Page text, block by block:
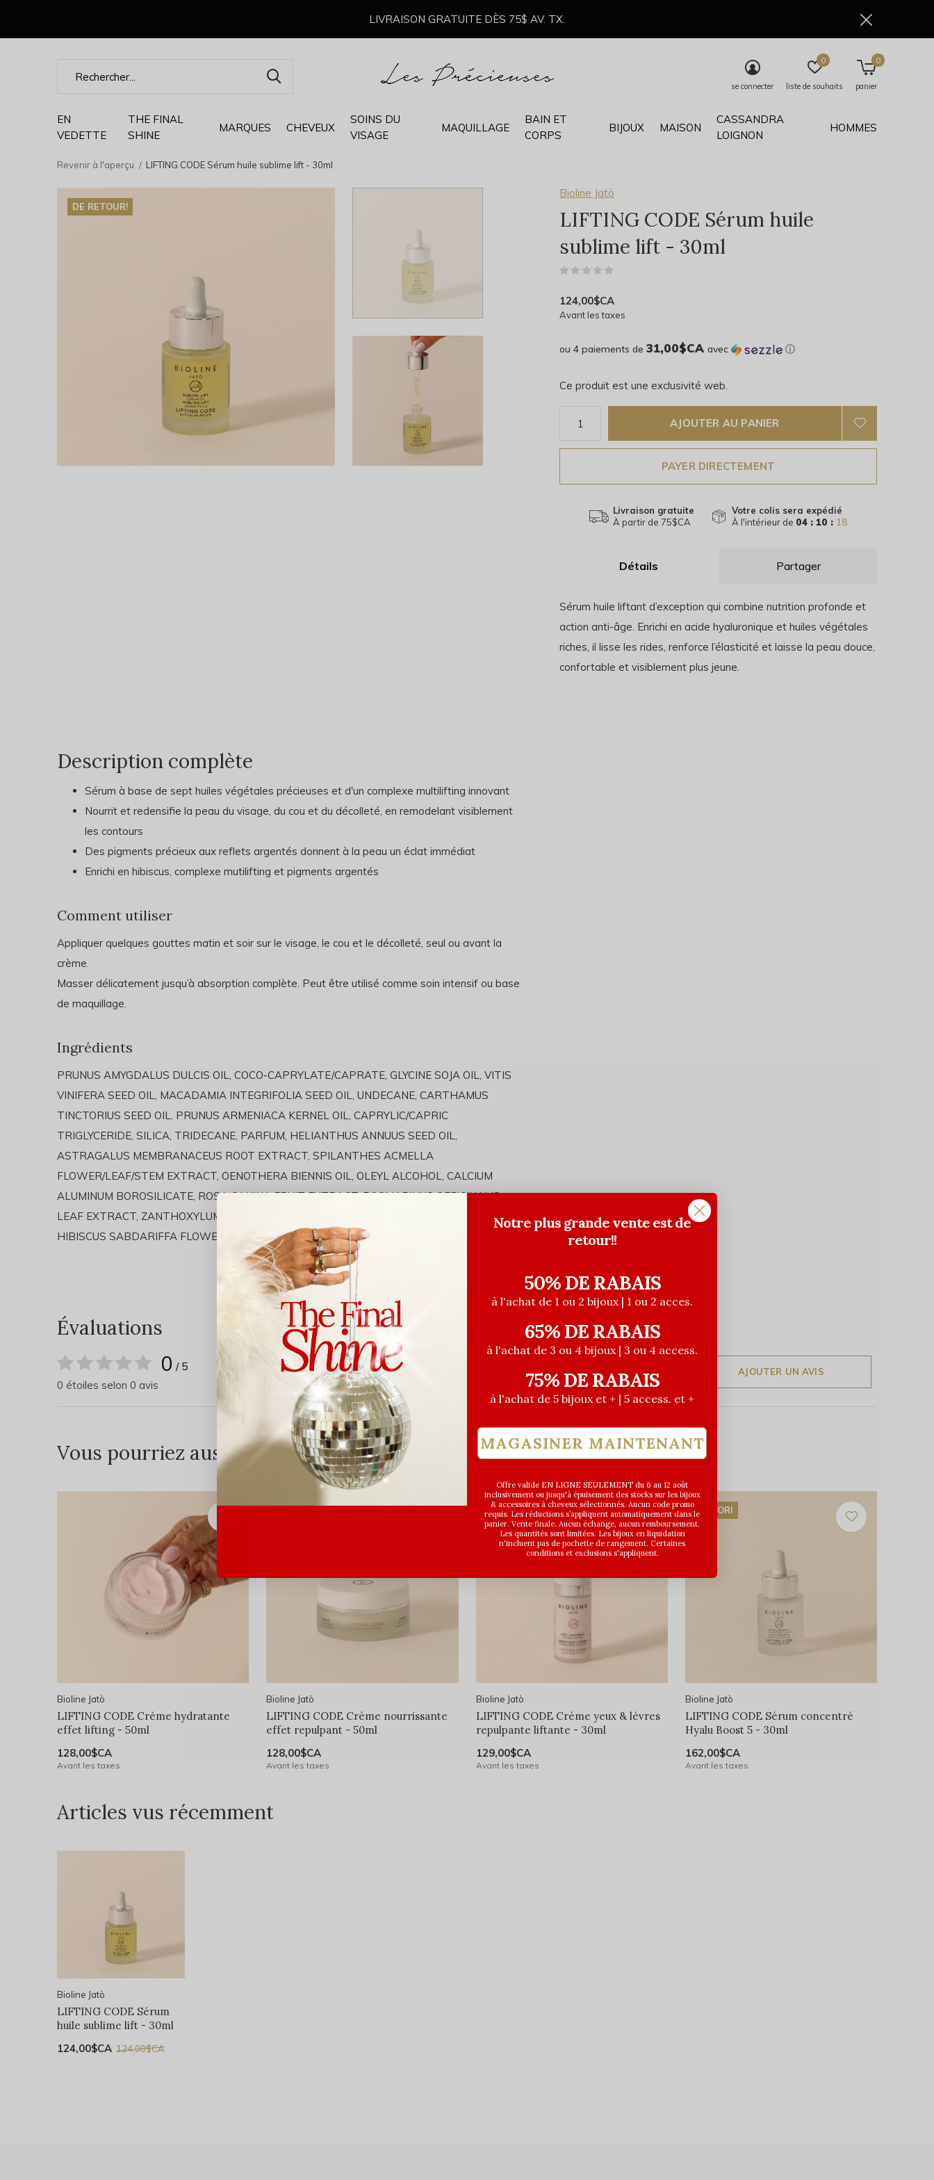
EN
VEDETTE
THE FINAL
SHINE
MARQUES CHEVEUX
SOINS DU
VISAGE
MAQUILLAGE
BAIN ET
CORPS
BIJOUX MAISON
CASSANDRA
LOIGNON
HOMMES
se connecter liste de souhaits
0
panier
0
LIVRAISON GRATUITE DÈS 75$ AV. TX.
Revenir à l'aperçu LIFTING CODE Sérum huile sublime lift - 30ml
DE RETOUR!
Bioline Jatò
LIFTING CODE Sérum huile
sublime lift - 30ml
124,00$CA
Avant les taxes
ou 4 paiements de 31,00$CA avec ⓘ
Ce produit est une exclusivité web.
AJOUTER AU PANIER
PAYER DIRECTEMENT
Livraison gratuite
À partir de 75$CA
Votre colis sera expédié
À l'intérieur de 04 : 10 : 17
Détails Partager
Sérum huile liftant d’exception qui combine nutrition profonde et
action anti-âge. Enrichi en acide hyaluronique et huiles végétales
riches, il lisse les rides, renforce l’élasticité et laisse la peau douce,
confortable et visiblement plus jeune.
Description complète
Sérum à base de sept huiles végétales précieuses et d'un complexe multilifting innovant
Nourrit et redensifie la peau du visage, du cou et du décolleté, en remodelant visiblement
les contours
Des pigments précieux aux reflets argentés donnent à la peau un éclat immédiat
Enrichi en hibiscus, complexe mutilifting et pigments argentés
Comment utiliser
Appliquer quelques gouttes matin et soir sur le visage, le cou et le décolleté, seul ou avant la
crème.
Masser délicatement jusqu’à absorption complète. Peut être utilisé comme soin intensif ou base
de maquillage.
Ingrédients
PRUNUS AMYGDALUS DULCIS OIL, COCO-CAPRYLATE/CAPRATE, GLYCINE SOJA OIL, VITIS
VINIFERA SEED OIL, MACADAMIA INTEGRIFOLIA SEED OIL, UNDECANE, CARTHAMUS
TINCTORIUS SEED OIL, PRUNUS ARMENIACA KERNEL OIL, CAPRYLIC/CAPRIC
TRIGLYCERIDE, SILICA, TRIDECANE, PARFUM, HELIANTHUS ANNUUS SEED OIL,
ASTRAGALUS MEMBRANACEUS ROOT EXTRACT, SPILANTHES ACMELLA
FLOWER/LEAF/STEM EXTRACT, OENOTHERA BIENNIS OIL, OLEYL ALCOHOL, CALCIUM
ALUMINUM BOROSILICATE, ROSA CANINA FRUIT EXTRACT, ROSMARINUS OFFICINALIS
LEAF EXTRACT, ZANTHOXYLUM BUNGEANUM FRUIT EXTRACT, UBIQUINONE, CI 77891,
HIBISCUS SABDARIFFA FLOWER EXTRACT, TIN OXIDE, TOCOPHEROL.
Évaluations
0 / 5
0 étoiles selon 0 avis
AJOUTER UN AVIS
Vous pourriez aussi aimer...
Bioline Jatò
LIFTING CODE Crème hydratante
effet lifting - 50ml
128,00$CA
Avant les taxes
Bioline Jatò
LIFTING CODE Crème nourrissante
effet repulpant - 50ml
128,00$CA
Avant les taxes
Bioline Jatò
LIFTING CODE Crème yeux & lèvres
repulpante liftante - 30ml
129,00$CA
Avant les taxes
FAVORI
Bioline Jatò
LIFTING CODE Sérum concentré
Hyalu Boost 5 - 30ml
162,00$CA
Avant les taxes
Articles vus récemment
Bioline Jatò
LIFTING CODE Sérum
huile sublime lift - 30ml
124,00$CA 124,00$CA
Notre plus grande vente est de
retour!!
50% DE RABAIS
à l'achat de 1 ou 2 bijoux | 1 ou 2 acces.
65% DE RABAIS
à l'achat de 3 ou 4 bijoux | 3 ou 4 access.
75% DE RABAIS
à l'achat de 5 bijoux et + | 5 access. et +
MAGASINER MAINTENANT
Offre valide EN LIGNE SEULEMENT du 6 au 12 août
inclusivement ou jusqu'à épuisement des stocks sur les bijoux
& accessoires à cheveux sélectionnés. Aucun code promo
requis. Les réductions s’appliquent automatiquement dans le
panier. Vente finale. Aucun échange, aucun remboursement.
Les quantités sont limitées. Les bijoux en liquidation
n'incluent pas de pochette de rangement. Certaines
conditions et exclusions s'appliquent.